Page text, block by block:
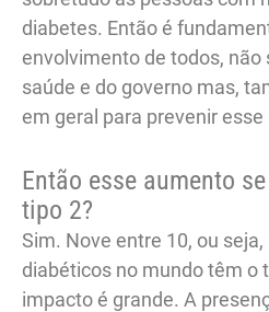
diabetes. Então é
envolvimento de todos, não
saúde e do governo mas,
em geral para prevenir
Então esse aumento
tipo 2?
Sim. Nove entre 10, ou seja,
diabéticos no mundo têm o
impacto é grande. A